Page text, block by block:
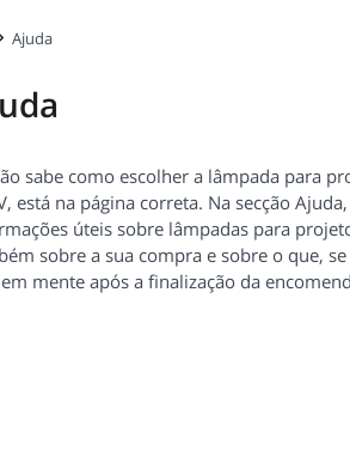
Ajuda
sabe como escolher a lâmpada para
está na página correta. Na secção
úteis sobre lâmpadas para
sobre a sua compra e sobre o que,
mente após a finalização da